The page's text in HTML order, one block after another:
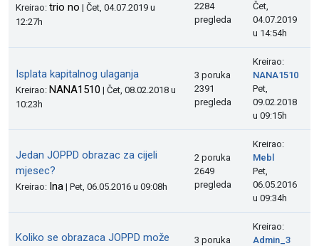
Kreirao: trio no | Čet, 04.07.2019 u
12:27h
2284
pregleda
Čet,
04.07.2019
u 14:54h
Isplata kapitalnog ulaganja
Kreirao: NANA1510 | Čet, 08.02.2018 u
10:23h
3 poruka
2391
pregleda
Kreirao:
NANA1510
Pet,
09.02.2018
u 09:15h
Jedan JOPPD obrazac za cijeli
mjesec?
Kreirao: Ina | Pet, 06.05.2016 u 09:08h
2 poruka
2649
pregleda
Kreirao:
Mebl
Pet,
06.05.2016
u 09:34h
Koliko se obrazaca JOPPD može
3 poruka
Kreirao:
Admin_3